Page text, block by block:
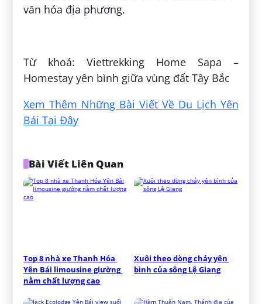
văn hóa địa phương.
Từ khoá: Viettrekking Home Sapa –
Homestay yên bình giữa vùng đất Tây Bắc
Xem Thêm Những Bài Viết Về Du Lịch Yên
Bái Tại Đây
Bài Viết Liên Quan
Top 8 nhà xe Thanh Hóa
Yên Bái limousine giường
nằm chất lượng cao
Xuôi theo dòng chảy yên
bình của sông Lệ Giang